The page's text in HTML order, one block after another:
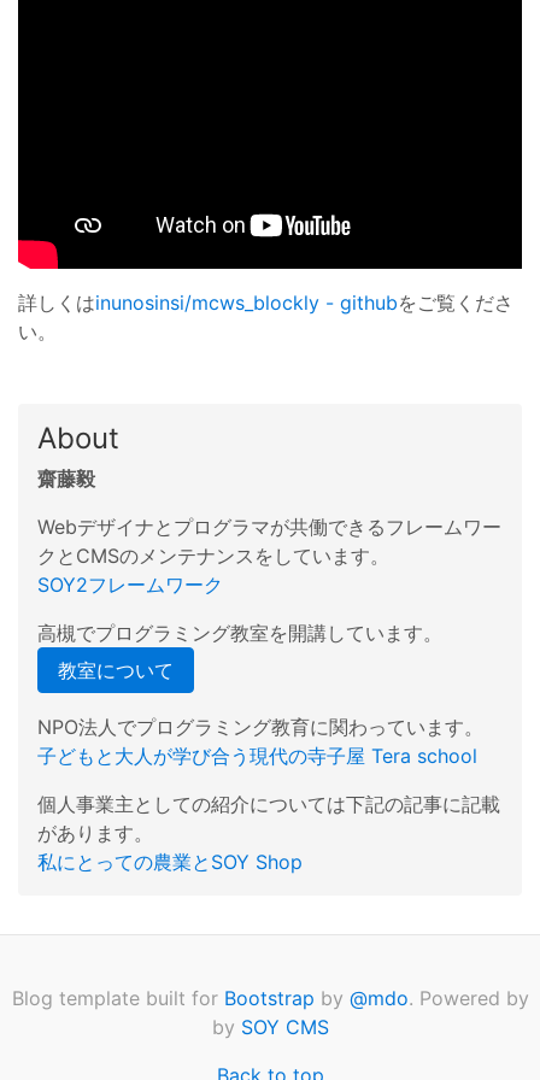
詳しくはinunosinsi/mcws_blockly - githubをご覧くださ
い。
About
齋藤毅
Webデザイナとプログラマが共働できるフレームワー
クとCMSのメンテナンスをしています。
SOY2フレームワーク
高槻でプログラミング教室を開講しています。
教室について
NPO法人でプログラミング教育に関わっています。
子どもと大人が学び合う現代の寺子屋 Tera school
個人事業主としての紹介については下記の記事に記載
があります。
私にとっての農業とSOY Shop
Blog template built for Bootstrap by @mdo. Powered by
by SOY CMS